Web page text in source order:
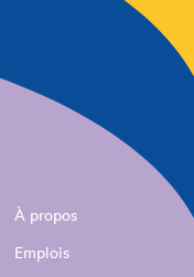
À propos
Emplois